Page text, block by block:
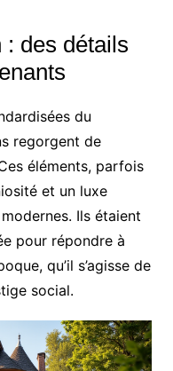
: des détails
du
regorgent de
éléments, parfois
et un luxe
Ils étaient
pour répondre à
qu’il s’agisse de
social.